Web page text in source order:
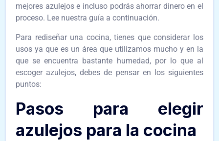
mejores azulejos e incluso podrás ahorrar dinero en el
proceso. Lee nuestra guía a continuación.
Para rediseñar una cocina, tienes que considerar los
usos ya que es un área que utilizamos mucho y en la
que se encuentra bastante humedad, por lo que al
escoger azulejos, debes de pensar en los siguientes
puntos:
Pasos para elegir
azulejos para la cocina